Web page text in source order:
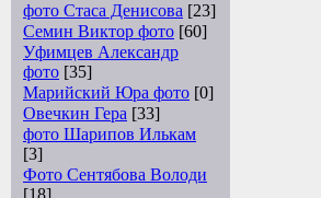
фото Стаса Денисова [23]
Семин Виктор фото [60]
Уфимцев Александр
фото [35]
Марийский Юра фото [0]
Овечкин Гера [33]
фото Шарипов Илькам
[3]
Фото Сентябова Володи
[18]